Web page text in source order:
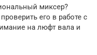
миксер?
его в работе с
на люфт вала и